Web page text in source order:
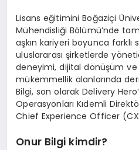
Lisans eğitimini Boğaziçi
Mühendisliği Bölümü’nde
aşkın kariyeri boyunca farklı
uluslararası şirketlerde
deneyimi, dijital dönüşüm
mükemmellik alanlarında
Bilgi, son olarak Delivery
Operasyonları Kıdemli
Chief Experience Officer
Onur Bilgi kimdir?